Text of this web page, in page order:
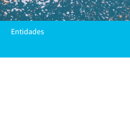
Entidades